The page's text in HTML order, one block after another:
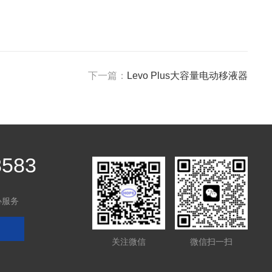
下一篇： Levo Plus大容量电动移液器
务
关注微信 微信扫一扫